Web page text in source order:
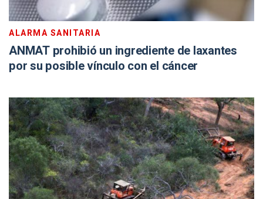
ALARMA SANITARIA
ANMAT prohibió un ingrediente de laxantes
por su posible vínculo con el cáncer